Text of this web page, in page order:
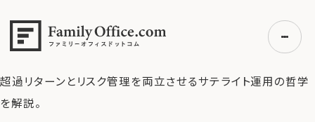
略】日本株と米国株の「攻めと守り」を両立する投資哲学>
【富
超過リターンとリスク管理を両立させるサテライト運用の哲学
を解説。